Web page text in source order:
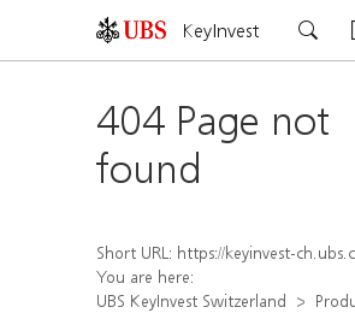
KeyInvest
404 Page not
found
Short URL: https://keyinvest-ch.ubs.com/produkt/detail/index/
You are here:
UBS KeyInvest Switzerland